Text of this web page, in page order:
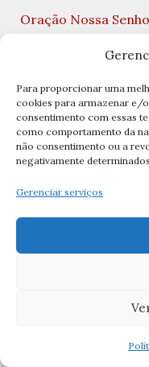
Para proporcionar uma
cookies para armazenar e/
consentimento com essas
como comportamento da
não consentimento ou a
negativamente
Gerenciar serviços
Oração Nossa
Oração para
Oração para Nossa
Oração para Nossa
Oração para Santo
Oração para São José
Oração Salve Rainha
Orações(77)
(11)
(3)